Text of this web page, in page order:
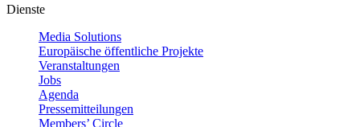
Dienste
Media Solutions
Europäische öffentliche Projekte
Veranstaltungen
Jobs
Agenda
Pressemitteilungen
Members’ Circle